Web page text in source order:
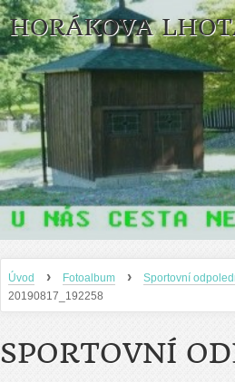
HORÁKOVA
Úvod › Fotoalbum › Sportovní
20190817_192258
SPORTOVNÍ